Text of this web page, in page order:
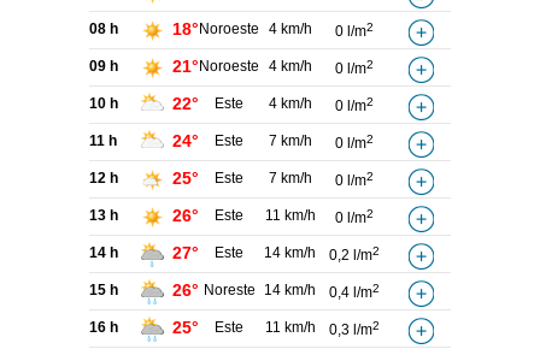
08 h 18° Noroeste 4 km/h 0 l/m2
09 h 21° Noroeste 4 km/h 0 l/m2
10 h 22° Este 4 km/h 0 l/m2
11 h 24° Este 7 km/h 0 l/m2
12 h 25° Este 7 km/h 0 l/m2
13 h 26° Este 11 km/h 0 l/m2
14 h 27° Este 14 km/h 0,2 l/m2
15 h 26° Noreste 14 km/h 0,4 l/m2
16 h 25° Este 11 km/h 0,3 l/m2